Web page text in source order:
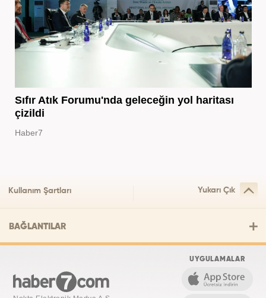
Sıfır Atık Forumu'nda geleceğin yol haritası
çizildi
Haber7
Kullanım Şartları Yukarı Çık
BAĞLANTILAR
UYGULAMALAR